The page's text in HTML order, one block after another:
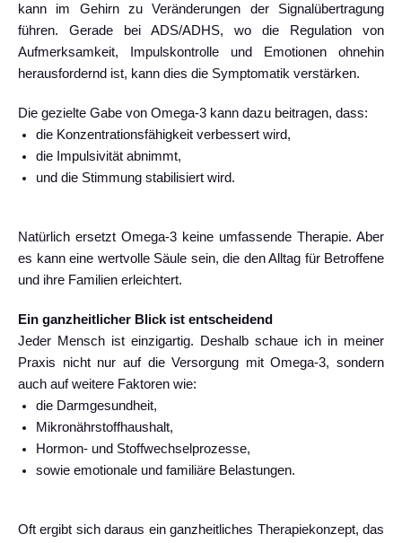
kann im Gehirn zu Veränderungen der Signalübertragung
führen. Gerade bei ADS/ADHS, wo die Regulation von
Aufmerksamkeit, Impulskontrolle und Emotionen ohnehin
herausfordernd ist, kann dies die Symptomatik verstärken.
Die gezielte Gabe von Omega-3 kann dazu beitragen, dass:
die Konzentrationsfähigkeit verbessert wird,
die Impulsivität abnimmt,
und die Stimmung stabilisiert wird.
Natürlich ersetzt Omega-3 keine umfassende Therapie. Aber
es kann eine wertvolle Säule sein, die den Alltag für Betroffene
und ihre Familien erleichtert.
Ein ganzheitlicher Blick ist entscheidend
Jeder Mensch ist einzigartig. Deshalb schaue ich in meiner
Praxis nicht nur auf die Versorgung mit Omega-3, sondern
auch auf weitere Faktoren wie:
die Darmgesundheit,
Mikronährstoffhaushalt,
Hormon- und Stoffwechselprozesse,
sowie emotionale und familiäre Belastungen.
Oft ergibt sich daraus ein ganzheitliches Therapiekonzept, das